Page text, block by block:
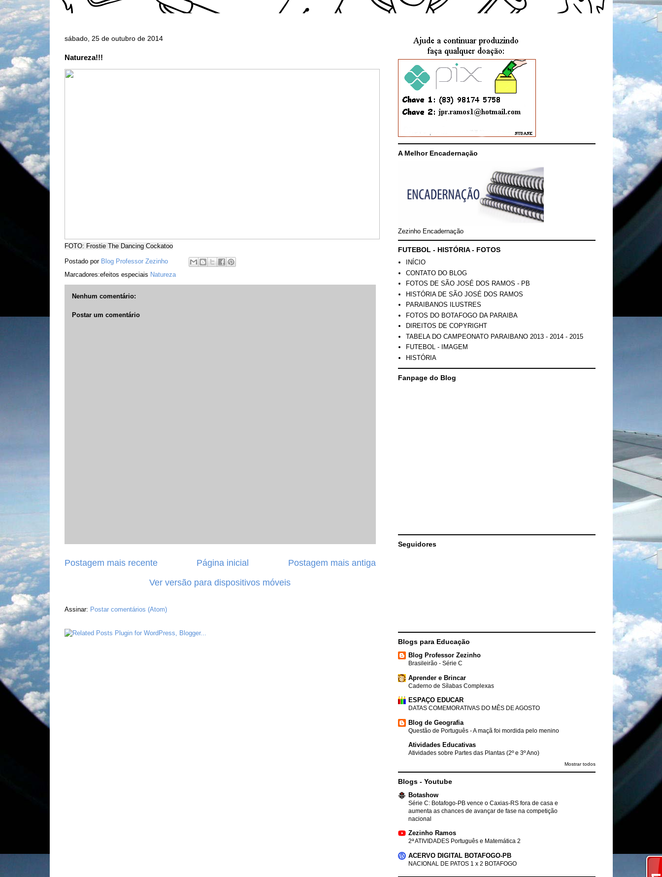
sábado, 25 de outubro de 2014
Natureza!!!
FOTO: Frostie The Dancing Cockatoo
Postado por Blog Professor Zezinho
Marcadores:efeitos especiais Natureza
Nenhum comentário:
Postar um comentário
Postagem mais recente Postagem mais antiga
Página inicial
Ver versão para dispositivos móveis
Assinar: Postar comentários (Atom)
A Melhor Encadernação
Zezinho Encadernação
FUTEBOL - HISTÓRIA - FOTOS
INÍCIO
CONTATO DO BLOG
FOTOS DE SÃO JOSÉ DOS RAMOS - PB
HISTÓRIA DE SÃO JOSÉ DOS RAMOS
PARAIBANOS ILUSTRES
FOTOS DO BOTAFOGO DA PARAIBA
DIREITOS DE COPYRIGHT
TABELA DO CAMPEONATO PARAIBANO 2013 - 2014 - 2015
FUTEBOL - IMAGEM
HISTÓRIA
Fanpage do Blog
Seguidores
Blogs para Educação
Blog Professor Zezinho
Brasileirão - Série C
Aprender e Brincar
Caderno de Sílabas Complexas
ESPAÇO EDUCAR
DATAS COMEMORATIVAS DO MÊS DE AGOSTO
Blog de Geografia
Questão de Português - A maçã foi mordida pelo menino
Atividades Educativas
Atividades sobre Partes das Plantas (2º e 3º Ano)
Mostrar todos
Blogs - Youtube
Botashow
Série C: Botafogo-PB vence o Caxias-RS fora de casa e
aumenta as chances de avançar de fase na competição
nacional
Zezinho Ramos
2ª ATIVIDADES Português e Matemática 2
ACERVO DIGITAL BOTAFOGO-PB
NACIONAL DE PATOS 1 x 2 BOTAFOGO